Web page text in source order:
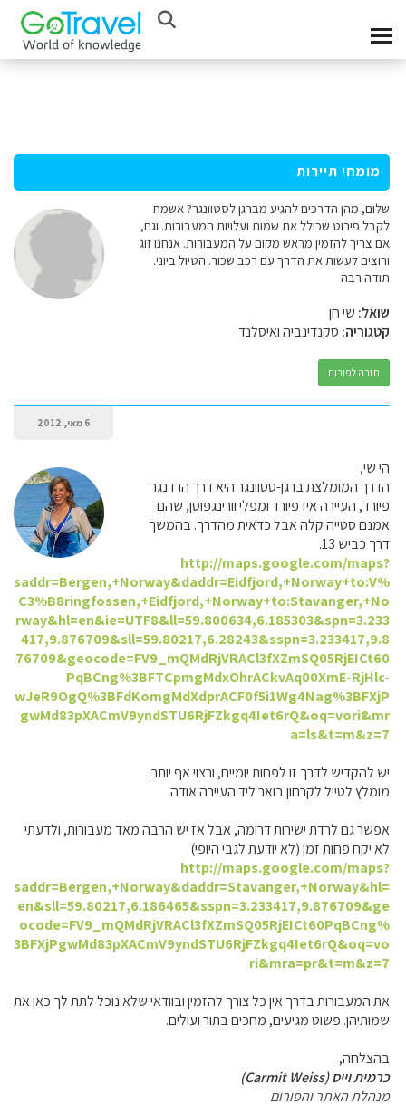
מומחי תיירות
שלום, מהן הדרכים להגיע מברגן לסטוונגר? אשמח
לקבל פירוט שכולל את שמות ועלויות המעבורות. וגם,
אם צריך להזמין מראש מקום על המעבורות. אנחנו זוג
ורוצים לעשות את הדרך עם רכב שכור. הטיול ביוני.
תודה רבה
שואל: שי חן
קטגוריה: סקנדינביה ואיסלנד
חזרה לפורום
6 מאי, 2012
הי שי,
הדרך המומלצת ברגן-סטוונגר היא דרך הרדנגר
פיורד, העיירה אידפיורד ומפלי וורינגפוסן, שהם
אמנם סטייה קלה אבל כדאית מהדרך. בהמשך
דרך כביש 13.
http://maps.google.com/maps?
saddr=Bergen,+Norway&daddr=Eidfjord,+Norway+to:V%
C3%B8ringfossen,+Eidfjord,+Norway+to:Stavanger,+No
rway&hl=en&ie=UTF8&ll=59.800634,6.185303&spn=3.233
417,9.876709&sll=59.80217,6.28243&sspn=3.233417,9.8
76709&geocode=FV9_mQMdRjVRACl3fXZmSQ05RjEICt60
PqBCng%3BFTCpmgMdxOhrACkvAq00XmE-RjHlc-
wJeR9OgQ%3BFdKomgMdXdprACF0f5i1Wg4Nag%3BFXjP
gwMd83pXACmV9yndSTU6RjFZkgq4Iet6rQ&oq=vori&mr
a=ls&t=m&z=7
יש להקדיש לדרך זו לפחות יומיים, ורצוי אף יותר.
מומלץ לטייל לקרחון בואר ליד העיירה אודה.
אפשר גם לרדת ישירות דרומה, אבל אז יש הרבה מאד מעבורות, ולדעתי
לא יקח פחות זמן (לא יודעת לגבי היופי)
http://maps.google.com/maps?
saddr=Bergen,+Norway&daddr=Stavanger,+Norway&hl=
en&sll=59.80217,6.186465&sspn=3.233417,9.876709&ge
ocode=FV9_mQMdRjVRACl3fXZmSQ05RjEICt60PqBCng%
3BFXjPgwMd83pXACmV9yndSTU6RjFZkgq4Iet6rQ&oq=vo
ri&mra=pr&t=m&z=7
את המעבורות בדרך אין כל צורך להזמין ובוודאי שלא נוכל לתת לך כאן את
שמותיהן. פשוט מגיעים, מחכים בתור ועולים.
בהצלחה,
כרמית וייס (Carmit Weiss)
מנהלת האתר והפורום